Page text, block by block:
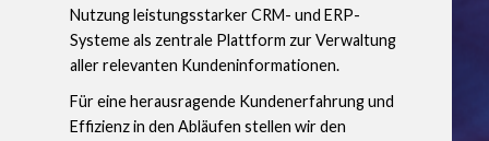
Nutzung leistungsstarker CRM- und ERP-
Systeme als zentrale Plattform zur Verwaltung
aller relevanten Kundeninformationen.
Für eine herausragende Kundenerfahrung und
Effizienz in den Abläufen stellen wir den